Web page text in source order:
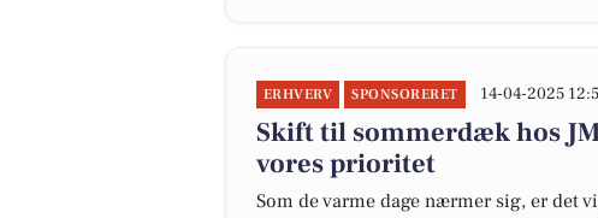
ERHVERV SPONSORERET 14-04-2025
Skift til sommerdæk hos
vores prioritet
Som de varme dage nærmer sig, er